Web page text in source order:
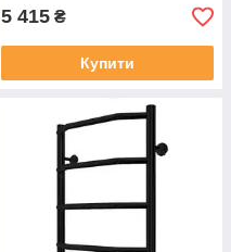
5 415 ₴
Купити